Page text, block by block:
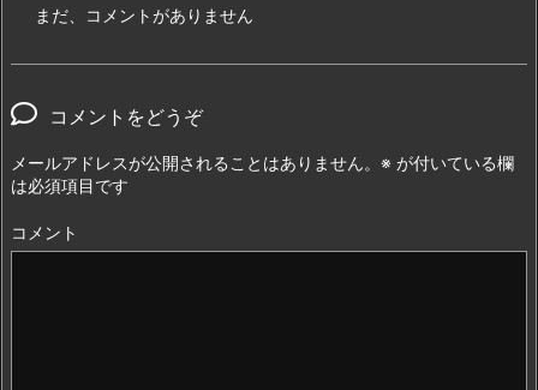
まだ、コメントがありません
コメントをどうぞ
メールアドレスが公開されることはありません。 ※ が付いている欄
は必須項目です
コメント